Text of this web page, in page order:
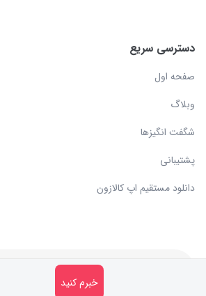
خبرم کنید
دسترسی سریع
صفحه اول
وبلاگ
شگفت انگیزها
پشتیبانی
دانلود مستقیم اپ کالازون
کلیه حقوق مادی و معنوی متعلق به سایت